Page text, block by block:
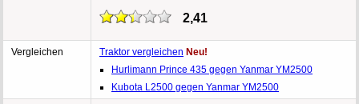
2,41
Vergleichen Traktor vergleichen Neu!
Hurlimann Prince 435 gegen Yanmar YM2500
Kubota L2500 gegen Yanmar YM2500